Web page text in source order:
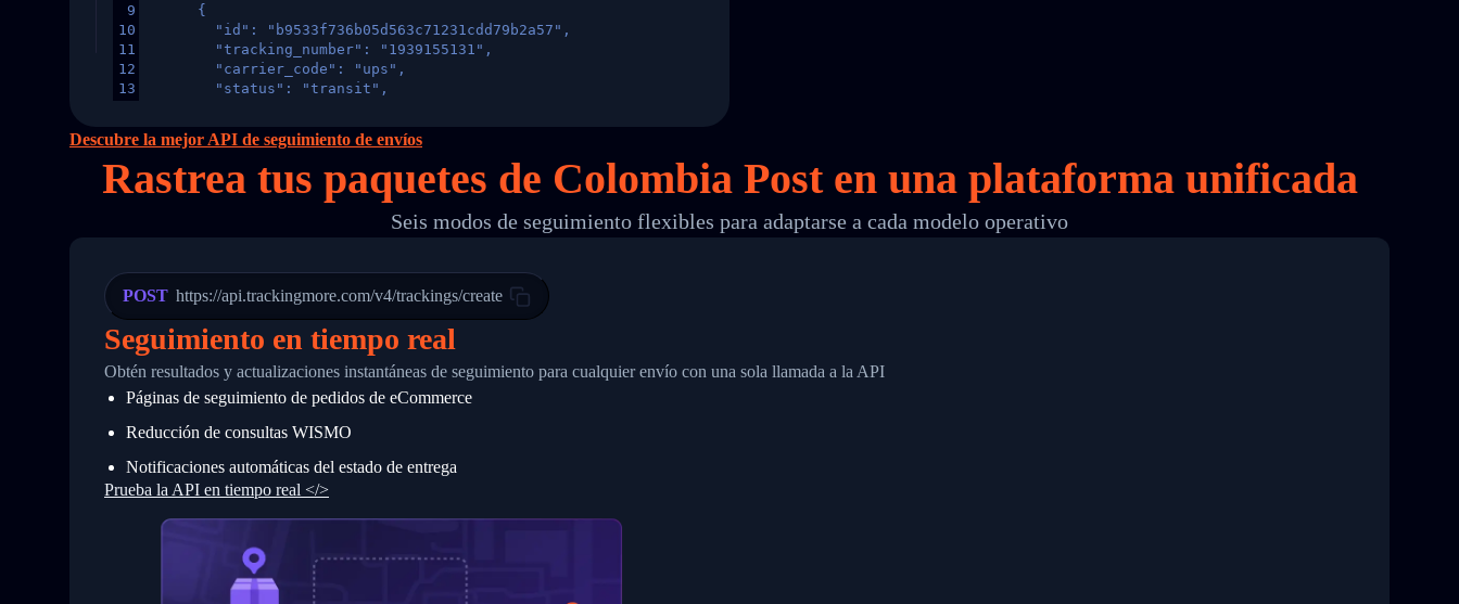
9
10
11
12
13
16
17
18
24
25
26
27
28
29
31
32
34
      {
        "id": "b9533f736b05d563c71231cdd79b2a57",
        "tracking_number": "1939155131",
        "carrier_code": "ups",
        "status": "transit",
        "itemTimeLength": 2,
        "weblink": "",
        "phone": null,
        "trackinfo": [
            "Details": "Departed Facility in HONG KONG-HONG KONG, HONG KONG-HONG KONG,2017-03-08 04:22:00"
          },
          {
            "Date": "2017-03-06 15:28:00",
            "StatusDescription": "Shipment picked up",
            "Details": "BEIJING-CHINA,PEOPLES REPUBLIC"
          }
      }
    ]
}
Descubre la mejor API de seguimiento de envíos
Rastrea tus paquetes de Colombia Post en unaplataforma unificada
Seis modos de seguimiento flexibles para adaptarse a cada modelo operativo
POST https://api.trackingmore.com/v4/trackings/create
Seguimiento en tiempo real
Obtén resultados y actualizaciones instantáneas de seguimiento para cualquier envío con una sola llamada a la API
Páginas de seguimiento de pedidos de eCommerce
Reducción de consultas WISMO
Notificaciones automáticas del estado de entrega
Prueba la API en tiempo real </>